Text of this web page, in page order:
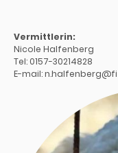
Vermittlerin:
Nicole Halfenberg
Tel: 0157-30214828
E-mail: